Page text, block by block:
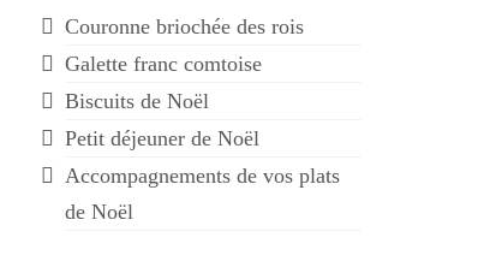
Couronne briochée des rois
Galette franc comtoise
Biscuits de Noël
Petit déjeuner de Noël
Accompagnements de vos plats
de Noël